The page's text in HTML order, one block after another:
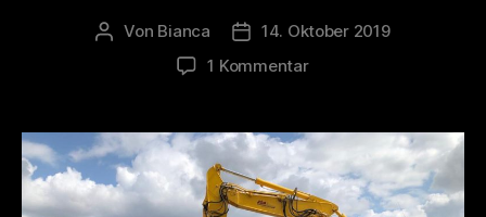
Beitragsautor
Von Bianca Veröffentlichungsdatum
14. Oktober 2019
1 Kommentarzu
wird
ausgehoben!
Baustart!!